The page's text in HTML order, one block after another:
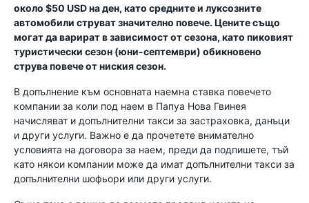
около $50 USD на ден, като средните и луксозните
автомобили струват значително повече. Цените също
могат да варират в зависимост от сезона, като пиковият
туристически сезон (юни-септември) обикновено
струва повече от ниския сезон.
В допълнение към основната наемна ставка повечето
компании за коли под наем в Папуа Нова Гвинея
начисляват и допълнителни такси за застраховка, данъци
и други услуги. Важно е да прочетете внимателно
условията на договора за наем, преди да подпишете, тъй
като някои компании може да имат допълнителни такси за
допълнителни шофьори или други услуги.